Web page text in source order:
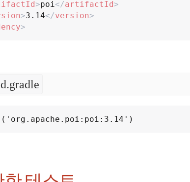
>poi</artifactId>
>3.14</version>
>
('org.apache.poi:poi:3.14')